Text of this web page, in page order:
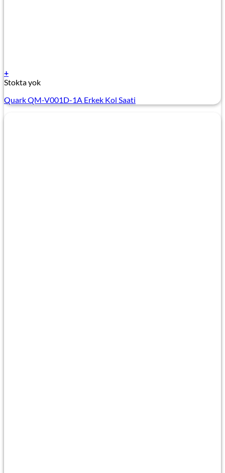
+
Stokta yok
Quark QM-V001D-1A Erkek Kol Saati